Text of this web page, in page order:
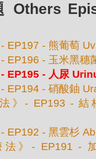
Others
- EP197 - 熊葡萄
- EP196 - 玉米黑
- EP195 - 人尿
- EP194 - 硝酸鈾
》- EP193 - 結
- EP192 - 黑雲杉
法》- EP191 -